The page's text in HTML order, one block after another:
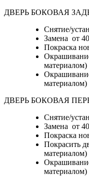
ДВЕРЬ БОКОВАЯ
Снятие/
Замена от
Покраска
материалом)
материалом)
ДВЕРЬ БОКОВАЯ
Снятие/
Замена от
Покраска
Покрасить
материалом)
материалом)